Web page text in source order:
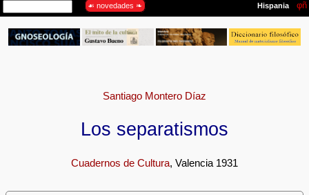
Santiago Montero Díaz
Los separatismos
Cuadernos de Cultura, Valencia 1931